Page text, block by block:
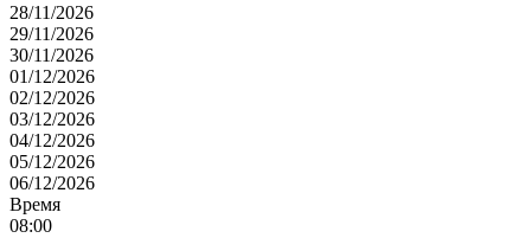
28/11/2026
29/11/2026
30/11/2026
01/12/2026
02/12/2026
03/12/2026
04/12/2026
05/12/2026
06/12/2026
Время
08:00